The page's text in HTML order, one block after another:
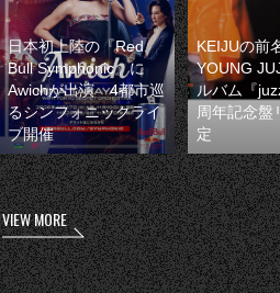
日本初上陸の『Red
Bull Symphonic』に
Awichが出演 4都市巡
るシンフォニックライ
ブ開催
KEIJUの前
YOUNG
ルバム『
周年記念盤
定
VIEW MORE